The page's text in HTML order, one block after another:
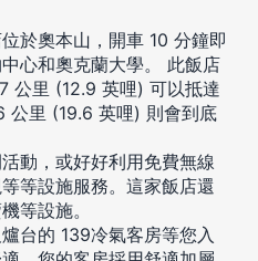
於奧本山，開車 10 分鐘即
心和奧克蘭大學。 此飯店
公里 (12.9 英哩) 可以抵達
公里 (19.6 英哩) 則會到底
動，或好好利用免費無線
等設施服務。這家飯店還
等設施。
台的 139冷氣客房等您入